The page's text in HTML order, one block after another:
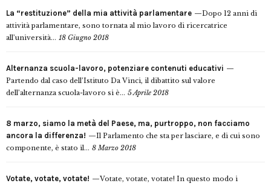
La “restituzione” della mia attività parlamentare
Dopo 12 anni di
attività parlamentare, sono tornata al mio lavoro di ricercatrice
all’università... 18 Giugno 2018
Alternanza scuola-lavoro, potenziare contenuti educativi
Partendo dal caso dell’Istituto Da Vinci, il dibattito sul valore
dell’alternanza scuola-lavoro si è... 5 Aprile 2018
8 marzo, siamo la metà del Paese, ma, purtroppo, non facciamo
ancora la differenza!
Il Parlamento che sta per lasciare, e di cui sono
componente, è stato il... 8 Marzo 2018
Votate, votate, votate!
Votate, votate, votate! In questo modo i